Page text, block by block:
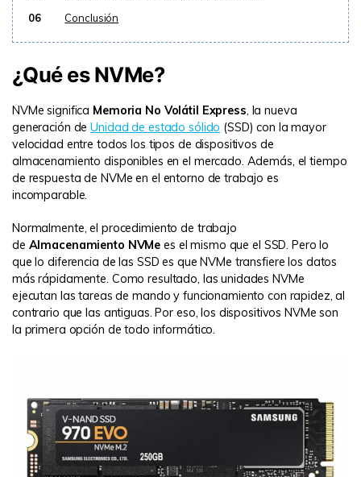
06
Conclusión
¿Qué es NVMe?
NVMe significa Memoria No Volátil Express, la nueva
generación de Unidad de estado sólido (SSD) con la mayor
velocidad entre todos los tipos de dispositivos de
almacenamiento disponibles en el mercado. Además, el tiempo
de respuesta de NVMe en el entorno de trabajo es
incomparable.
Normalmente, el procedimiento de trabajo
de Almacenamiento NVMe es el mismo que el SSD. Pero lo
que lo diferencia de las SSD es que NVMe transfiere los datos
más rápidamente. Como resultado, las unidades NVMe
ejecutan las tareas de mando y funcionamiento con rapidez, al
contrario que las antiguas. Por eso, los dispositivos NVMe son
la primera opción de todo informático.